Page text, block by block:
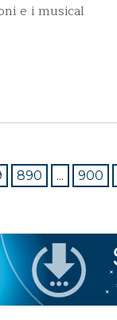
e i musical
890 ... 900